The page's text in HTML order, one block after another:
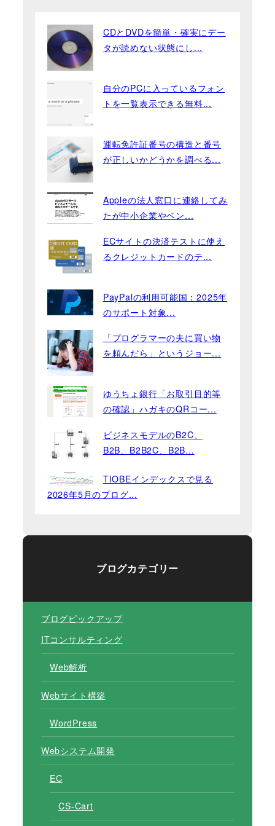
CDとDVDを簡単・確実にデー
タが読めない状態にし...
自分のPCに入っているフォン
トを一覧表示できる無料...
運転免許証番号の構造と番号
が正しいかどうかを調べる...
Appleの法人窓口に連絡してみ
たが中小企業やベン...
ECサイトの決済テストに使え
るクレジットカードのテ...
PayPalの利用可能国：2025年
のサポート対象...
「プログラマーの夫に買い物
を頼んだら」というジョー...
ゆうちょ銀行「お取引目的等
の確認」ハガキのQRコー...
ビジネスモデルのB2C、
B2B、B2B2C、B2B...
TIOBEインデックスで見る
2026年5月のプログ...
ブログカテゴリー
ブログピックアップ
ITコンサルティング
Web解析
Webサイト構築
WordPress
Webシステム開発
EC
CS-Cart